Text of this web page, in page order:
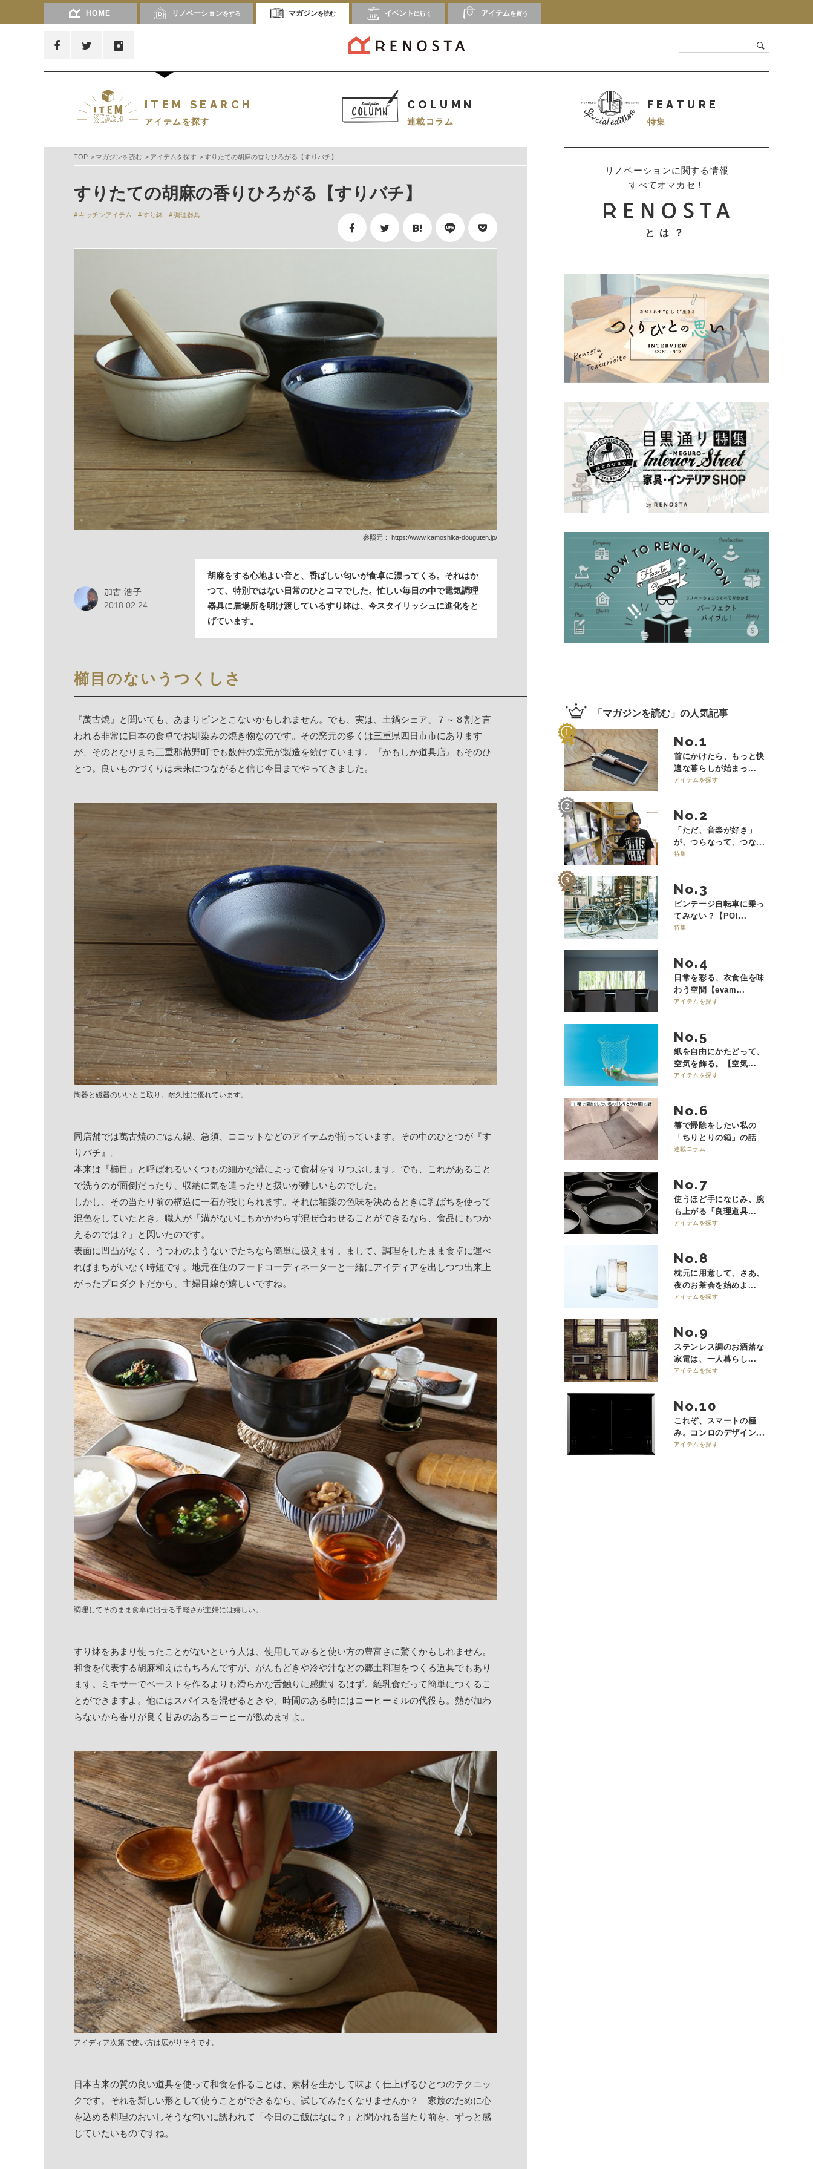
HOME リノベーションをする マガジンを読む イベント に行く アイテムを買う
ITEM SEARCH
アイテムを探す
COLUMN
連載コラム
FEATURE
特集
TOP マガジンを読む アイテムを探す すりたての胡麻の香りひろがる【すりバチ】
すりたての胡麻の香りひろがる【すりバチ】
キッチンアイテム すり鉢 調理器具
参照元： https://www.kamoshika-douguten.jp/
加古 浩子
2018.02.24
胡麻をする心地よい音と、香ばしい匂いが食卓に漂ってくる。それはか
つて、特別ではない日常のひとコマでした。忙しい毎日の中で電気調理
器具に居場所を明け渡しているすり鉢は、今スタイリッシュに進化をと
げています。
櫛目のないうつくしさ
『萬古焼』と聞いても、あまりピンとこないかもしれません。でも、実は、土鍋シェア、７～８割と言
われる非常に日本の食卓でお馴染みの焼き物なのです。その窯元の多くは三重県四日市市にあります
が、そのとなりまち三重郡菰野町でも数件の窯元が製造を続けています。『かもしか道具店』もそのひ
とつ。良いものづくりは未来につながると信じ今日までやってきました。
陶器と磁器のいいとこ取り。耐久性に優れています。
同店舗では萬古焼のごはん鍋、急須、ココットなどのアイテムが揃っています。その中のひとつが『す
りバチ』。
本来は『櫛目』と呼ばれるいくつもの細かな溝によって食材をすりつぶします。でも、これがあること
で洗うのが面倒だったり、収納に気を遣ったりと扱いが難しいものでした。
しかし、その当たり前の構造に一石が投じられます。それは釉薬の色味を決めるときに乳ばちを使って
混色をしていたとき。職人が「溝がないにもかかわらず混ぜ合わせることができるなら、食品にもつか
えるのでは？」と閃いたのです。
表面に凹凸がなく、うつわのようないでたちなら簡単に扱えます。まして、調理をしたまま食卓に運べ
ればまちがいなく時短です。地元在住のフードコーディネーターと一緒にアイディアを出しつつ出来上
がったプロダクトだから、主婦目線が嬉しいですね。
調理してそのまま食卓に出せる手軽さが主婦には嬉しい。
すり鉢をあまり使ったことがないという人は、使用してみると使い方の豊富さに驚くかもしれません。
和食を代表する胡麻和えはもちろんですが、がんもどきや冷や汁などの郷土料理をつくる道具でもあり
ます。ミキサーでペーストを作るよりも滑らかな舌触りに感動するはず。離乳食だって簡単につくるこ
とができますよ。他にはスパイスを混ぜるときや、時間のある時にはコーヒーミルの代役も。熱が加わ
らないから香りが良く甘みのあるコーヒーが飲めますよ。
アイディア次第で使い方は広がりそうです。
日本古来の質の良い道具を使って和食を作ることは、素材を生かして味よく仕上げるひとつのテクニッ
クです。それを新しい形として使うことができるなら、試してみたくなりませんか？ 家族のために心
を込める料理のおいしそうな匂いに誘われて「今日のご飯はなに？」と聞かれる当たり前を、ずっと感
じていたいものですね。
リノベーションに関する情報
すべてオマカセ！
とは？
「 マガジンを読む 」の人気記事
No.
首にかけたら、もっと快
適な暮らしが始まっ...
アイテムを探す
No.
「ただ、音楽が好き」
が、つらなって、つな...
特集
No.
ビンテージ自転車に乗っ
てみない？【POI...
特集
No.
日常を彩る、衣食住を味
わう空間【evam...
アイテムを探す
No.
紙を自由にかたどって、
空気を飾る。【空気...
アイテムを探す
No.
箒で掃除をしたい私の
「ちりとりの箱」の話
連載コラム
No.
使うほど手になじみ、腕
も上がる「良理道具...
アイテムを探す
No.
枕元に用意して、さあ、
夜のお茶会を始めよ...
アイテムを探す
No.
ステンレス調のお洒落な
家電は、一人暮らし...
アイテムを探す
No.
これぞ、スマートの極
み。コンロのデザイン...
アイテムを探す